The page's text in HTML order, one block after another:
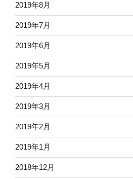
2019年8月
2019年7月
2019年6月
2019年5月
2019年4月
2019年3月
2019年2月
2019年1月
2018年12月